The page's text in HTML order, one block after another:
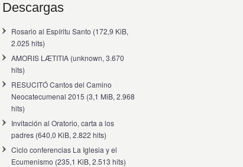
Descargas
Rosario al Espíritu Santo (172,9 KiB,
2.025 hits)
AMORIS LÆTITIA (unknown, 3.670
hits)
RESUCITÓ Cantos del Camino
Neocatecumenal 2015 (3,1 MiB, 2.968
hits)
Invitación al Oratorio, carta a los
padres (640,0 KiB, 2.822 hits)
Ciclo conferencias La Iglesia y el
Ecumenismo (235,1 KiB, 2.513 hits)